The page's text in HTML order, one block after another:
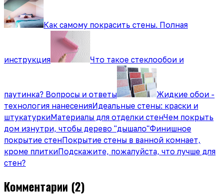
Как самому покрасить стены. Полная
инструкция Что такое стеклообои и
паутинка? Вопросы и ответы
Жидкие обои -
технология нанесенияИдеальные стены: краски и
штукатуркиМатериалы для отделки стенЧем покрыть
дом изнутри, чтобы дерево "дышало"Финишное
покрытие стенПокрытие стены в ванной комнает,
кроме плиткиПодскажите, пожалуйста, что лучше для
стен?
Комментарии (2)